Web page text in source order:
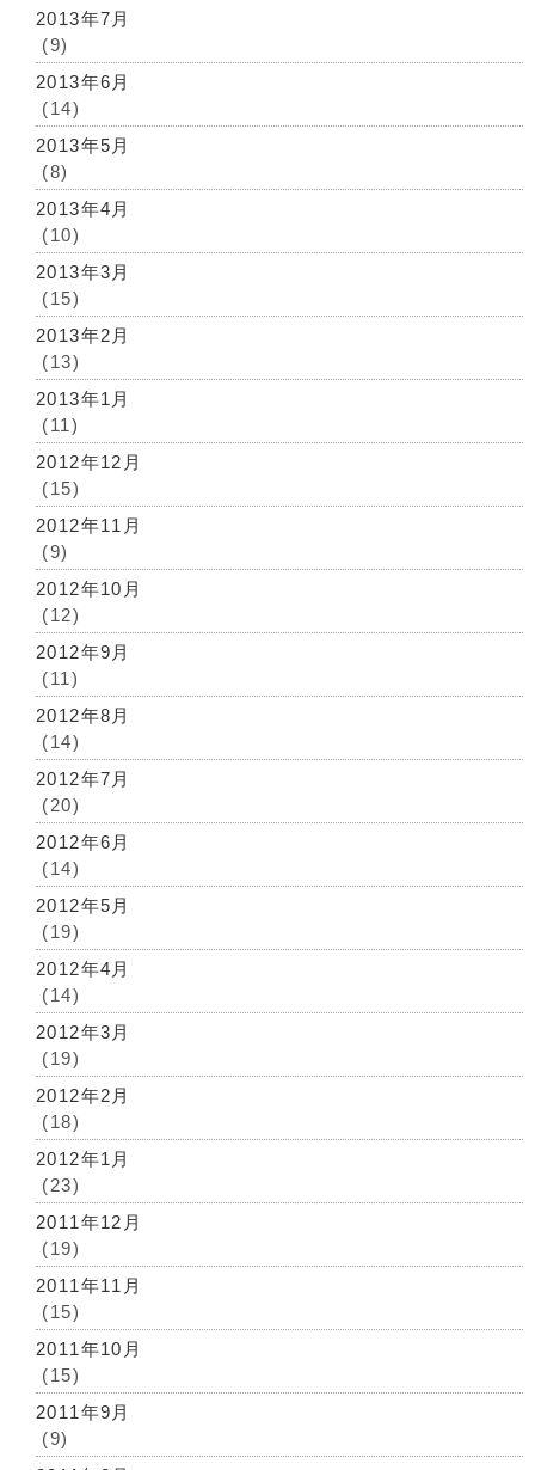
2013年7月
(9)
2013年6月
(14)
2013年5月
(8)
2013年4月
(10)
2013年3月
(15)
2013年2月
(13)
2013年1月
(11)
2012年12月
(15)
2012年11月
(9)
2012年10月
(12)
2012年9月
(11)
2012年8月
(14)
2012年7月
(20)
2012年6月
(14)
2012年5月
(19)
2012年4月
(14)
2012年3月
(19)
2012年2月
(18)
2012年1月
(23)
2011年12月
(19)
2011年11月
(15)
2011年10月
(15)
2011年9月
(9)